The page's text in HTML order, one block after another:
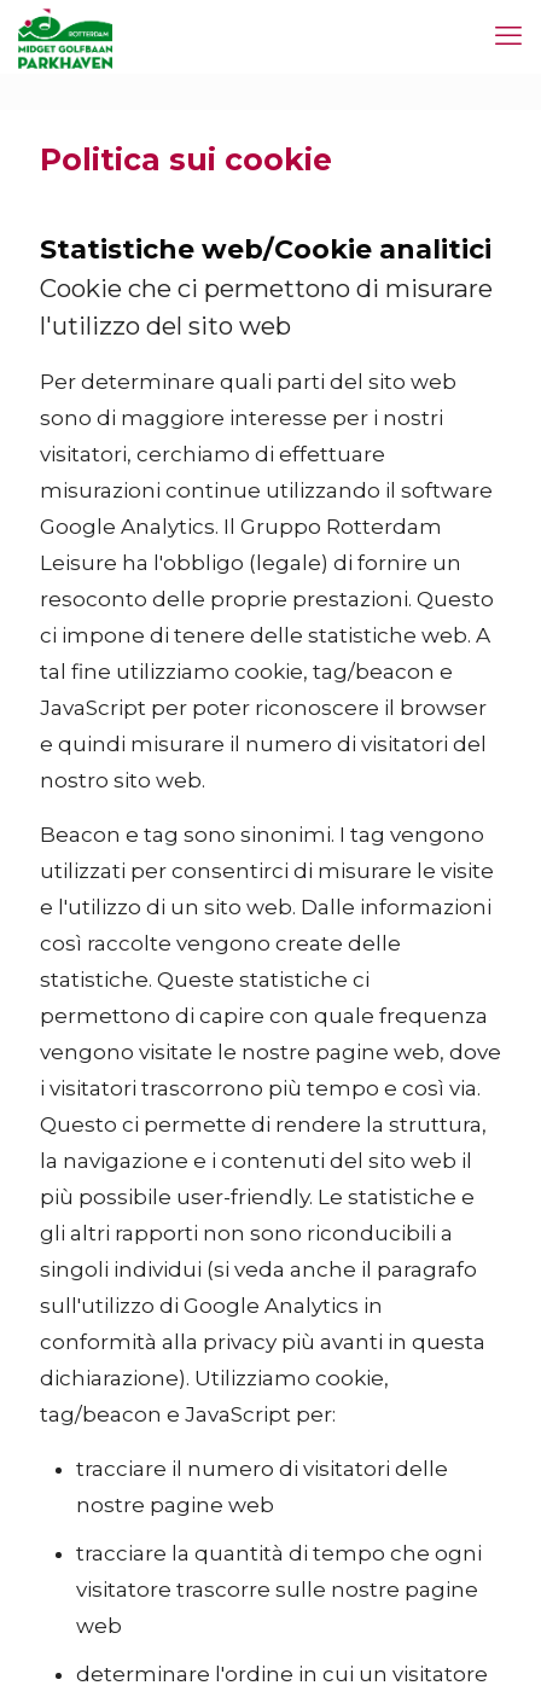
Politica sui cookie
Statistiche web/Cookie analitici
Cookie che ci permettono di misurare
l'utilizzo del sito web
Per determinare quali parti del sito web
sono di maggiore interesse per i nostri
visitatori, cerchiamo di effettuare
misurazioni continue utilizzando il software
Google Analytics. Il Gruppo Rotterdam
Leisure ha l'obbligo (legale) di fornire un
resoconto delle proprie prestazioni. Questo
ci impone di tenere delle statistiche web. A
tal fine utilizziamo cookie, tag/beacon e
JavaScript per poter riconoscere il browser
e quindi misurare il numero di visitatori del
nostro sito web.
Beacon e tag sono sinonimi. I tag vengono
utilizzati per consentirci di misurare le visite
e l'utilizzo di un sito web. Dalle informazioni
così raccolte vengono create delle
statistiche. Queste statistiche ci
permettono di capire con quale frequenza
vengono visitate le nostre pagine web, dove
i visitatori trascorrono più tempo e così via.
Questo ci permette di rendere la struttura,
la navigazione e i contenuti del sito web il
più possibile user-friendly. Le statistiche e
gli altri rapporti non sono riconducibili a
singoli individui (si veda anche il paragrafo
sull'utilizzo di Google Analytics in
conformità alla privacy più avanti in questa
dichiarazione). Utilizziamo cookie,
tag/beacon e JavaScript per:
tracciare il numero di visitatori delle
nostre pagine web
tracciare la quantità di tempo che ogni
visitatore trascorre sulle nostre pagine
web
determinare l'ordine in cui un visitatore